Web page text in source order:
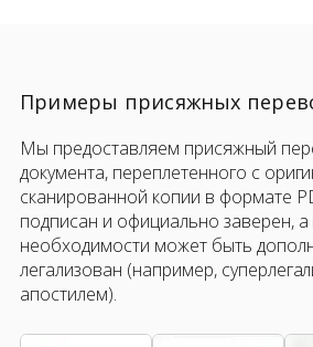
Примеры присяжных
Мы предоставляем присяжный
документа, переплетенного с
сканированной копии в формате
подписан и официально заверен, а
необходимости может быть
легализован (например,
апостилем).